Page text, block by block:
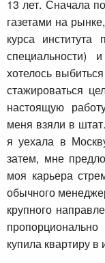
13 лет. Сначала
газетами на
курса
специальности)
хотелось
стажироваться
настоящую
меня взяли в
я уехала в
затем, мне
моя карьера
обычного
крупного
купила квартиру в